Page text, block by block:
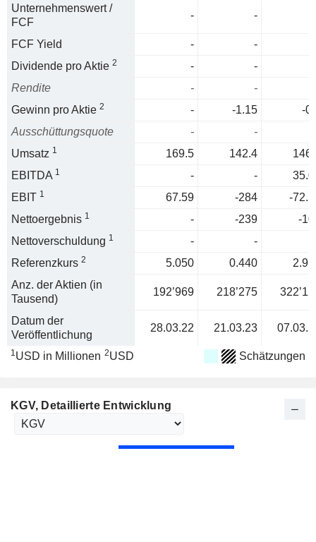
Unternehmenswert /
FCF
- -
FCF Yield -
-
Dividende pro Aktie 2 -
-
Rendite
-
-
Gewinn pro Aktie 2 - -1.15
-
Ausschüttungsquote
-
-
Umsatz 1 169.5 142.4
EBITDA 1 - -
EBIT 1 67.59 -284
-
Nettoergebnis 1 - -239
-
Nettoverschuldung 1 -
-
Referenzkurs 2 5.050 0.440
Anz. der Aktien (in
Tausend)
192’969 218’275
Datum der
Veröffentlichung
28.03.22 21.03.23
1USD in Millionen 2USD Schätzungen
KGV, Detaillierte Entwicklung